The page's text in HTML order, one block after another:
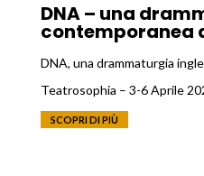
DNA – una
contemporanea
DNA, una drammaturgia
Teatrosophia – 3-6 Aprile
SCOPRI DI PIÙ